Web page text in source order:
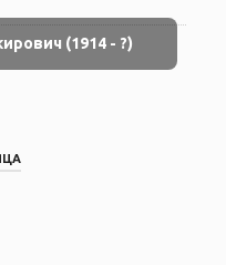
(1914 - ?)